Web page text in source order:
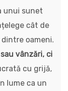
unui sunet
cât de
oameni.
vânzări, ci
cu grijă,
lume ca un